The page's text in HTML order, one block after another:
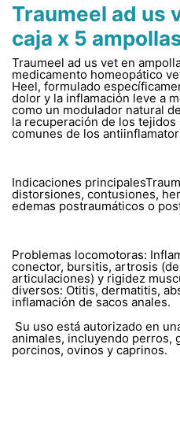
Traumeel ad us
caja x 5
Traumeel ad us vet en
medicamento homeopático
Heel, formulado
dolor y la inflamación leve a
como un modulador natural
la recuperación de los
comunes de los
Indicaciones
distorsiones, contusiones,
edemas postraumáticos o
Problemas locomotoras:
conector, bursitis, artrosis
articulaciones) y rigidez
diversos: Otitis, dermatitis,
inflamación de sacos anales.
Su uso está autorizado en
animales, incluyendo perros,
porcinos, ovinos y caprinos.